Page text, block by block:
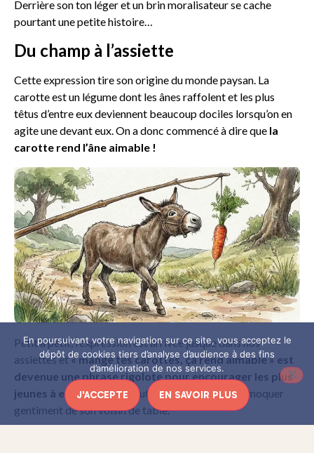
Derrière son ton léger et un brin moralisateur se cache
pourtant une petite histoire…
Du champ à l’assiette
Cette expression tire son origine du monde paysan. La
carotte est un légume dont les ânes raffolent et les plus
têtus d’entre eux deviennent beaucoup dociles lorsqu’on en
agite une devant eux. On a donc commencé à dire que la
carotte rend l’âne aimable !
Petit à petit, l’expression est arrivée jusque dans nos
assiettes et« mange tes carottes, ça rend aimable » est
devenue une phrase rigolote pour encourager les plus
jeunes à en mangerou tout simplement pour se moquer
gentiment de son voisin de table.
En poursuivant votre navigation sur ce site, vous acceptez le
dépôt de cookies tiers d’analyse d’audience à des fins
d’amélioration de nos services.
J'ACCEPTE EN SAVOIR PLUS